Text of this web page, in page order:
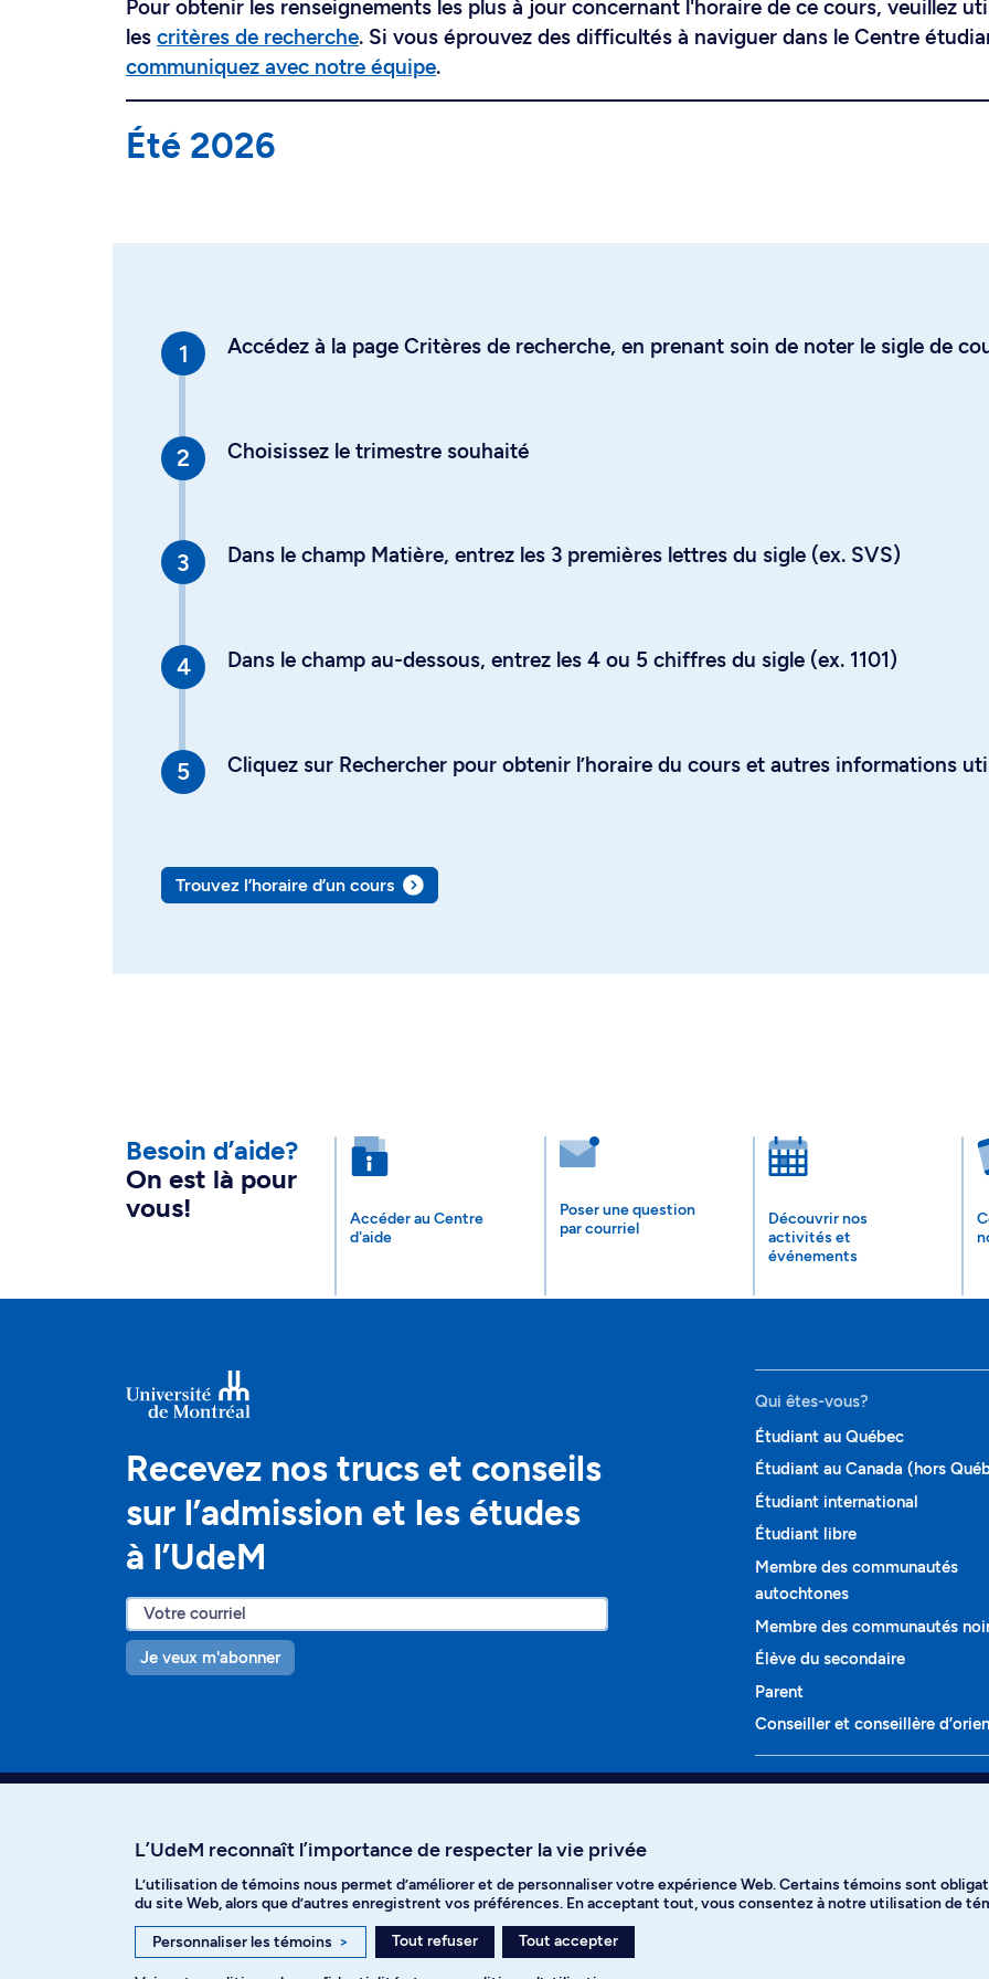
Pour obtenir les renseignements les plus à jour concernant l'horaire de ce cours, veuillez
les critères de recherche. Si vous éprouvez des difficultés à naviguer dans le Centre
communiquez avec notre équipe.
Été 2026
Accédez à la page Critères de recherche, en prenant soin de noter le sigle de
Choisissez le trimestre souhaité
Dans le champ Matière, entrez les 3 premières lettres du sigle (ex. SVS)
Dans le champ au-dessous, entrez les 4 ou 5 chiffres du sigle (ex. 1101)
Cliquez sur Rechercher pour obtenir l’horaire du cours et autres informations
Trouvez l’horaire d’un cours
Besoin d’aide?
On est là pour
vous!
Accéder au Centre
d'aide
Poser une question
par courriel
Découvrir nos
activités et
événements
Recevez nos trucs et conseils
sur l’admission et les études
à l’UdeM
Je veux m'abonner
Qui êtes-vous?
Étudiant au Québec
Étudiant au Canada (hors
Étudiant international
Étudiant libre
Membre des communautés
autochtones
Membre des communautés
Élève du secondaire
Parent
Conseiller et conseillère
Programmes et cours
Facebook Instagram TikTok YouTube Spotify
L’UdeM reconnaît l’importance de respecter la vie privée
L’utilisation de témoins nous permet d’améliorer et de personnaliser votre expérience Web. Certains témoins sont
du site Web, alors que d’autres enregistrent vos préférences. En acceptant tout, vous consentez à notre utilisation de
Personnaliser les témoins > Tout refuser Tout accepter